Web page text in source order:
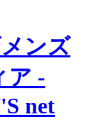
ンズ
ア -
net